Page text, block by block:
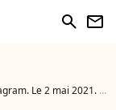
search newsletter
Le 2 mai 2021. - Photo